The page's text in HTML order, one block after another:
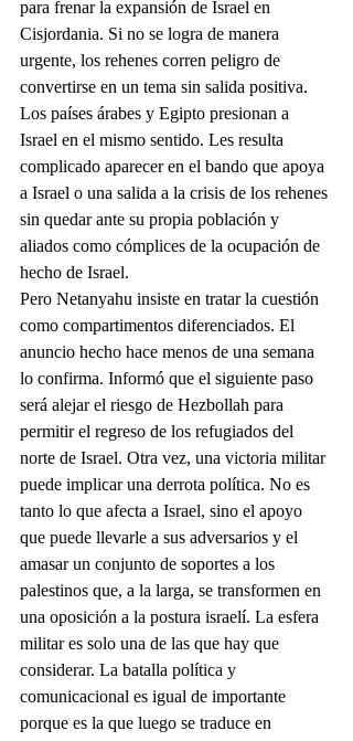
para frenar la expansión de Israel en
Cisjordania. Si no se logra de manera
urgente, los rehenes corren peligro de
convertirse en un tema sin salida positiva.
Los países árabes y Egipto presionan a
Israel en el mismo sentido. Les resulta
complicado aparecer en el bando que apoya
a Israel o una salida a la crisis de los rehenes
sin quedar ante su propia población y
aliados como cómplices de la ocupación de
hecho de Israel.
Pero Netanyahu insiste en tratar la cuestión
como compartimentos diferenciados. El
anuncio hecho hace menos de una semana
lo confirma. Informó que el siguiente paso
será alejar el riesgo de Hezbollah para
permitir el regreso de los refugiados del
norte de Israel. Otra vez, una victoria militar
puede implicar una derrota política. No es
tanto lo que afecta a Israel, sino el apoyo
que puede llevarle a sus adversarios y el
amasar un conjunto de soportes a los
palestinos que, a la larga, se transformen en
una oposición a la postura israelí. La esfera
militar es solo una de las que hay que
considerar. La batalla política y
comunicacional es igual de importante
porque es la que luego se traduce en